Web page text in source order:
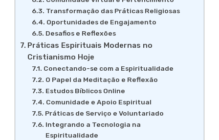
Transformação das Práticas Religiosas
Oportunidades de Engajamento
Desafios e Reflexões
Práticas Espirituais Modernas no
Cristianismo Hoje
Conectando-se com a Espiritualidade
O Papel da Meditação e Reflexão
Estudos Bíblicos Online
Comunidade e Apoio Espiritual
Práticas de Serviço e Voluntariado
Integrando a Tecnologia na
Espiritualidade